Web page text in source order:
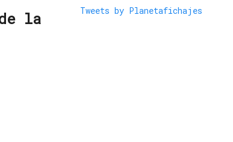
la
Tweets by Planetafichajes